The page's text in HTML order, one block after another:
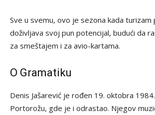
Sve u svemu, ovo je sezona kada turizam
doživljava svoj pun potencijal, budući da
za smeštajem i za avio-kartama.
O Gramatiku
Denis Jašarević je rođen 19. oktobra
Portorožu, gde je i odrastao. Njegov